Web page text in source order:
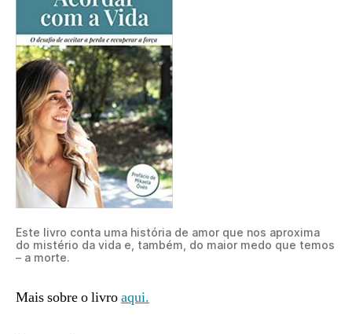
Este livro conta uma história de amor que nos aproxima
do mistério da vida e, também, do maior medo que temos
– a morte.
Mais sobre o livroaqui.